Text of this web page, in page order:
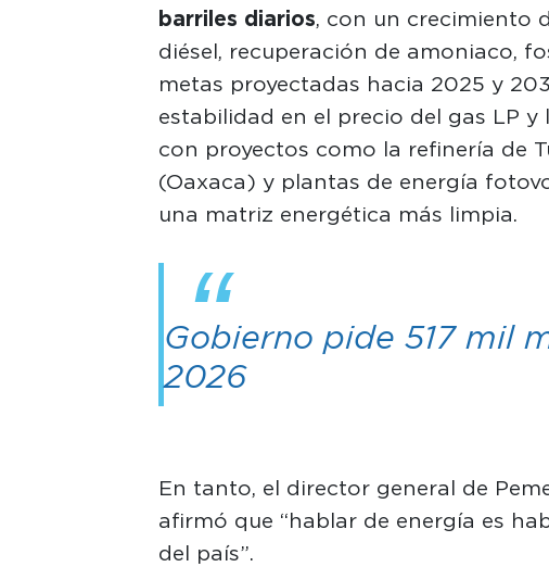
barriles diarios, con un crecimiento
diésel, recuperación de amoniaco,
metas proyectadas hacia 2025 y
estabilidad en el precio del gas LP
con proyectos como la refinería de
(Oaxaca) y plantas de energía
una matriz energética más limpia.
Gobierno pide 517 mil
2026
En tanto, el director general de
afirmó que “hablar de energía es
del país”.